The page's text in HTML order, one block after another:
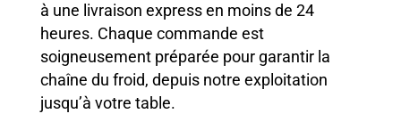
à une livraison express en moins de 24
heures. Chaque commande est
soigneusement préparée pour garantir la
chaîne du froid, depuis notre exploitation
jusqu’à votre table.